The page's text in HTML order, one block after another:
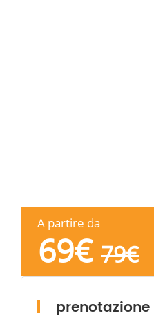
A partire da
69€ 79€
prenotazione